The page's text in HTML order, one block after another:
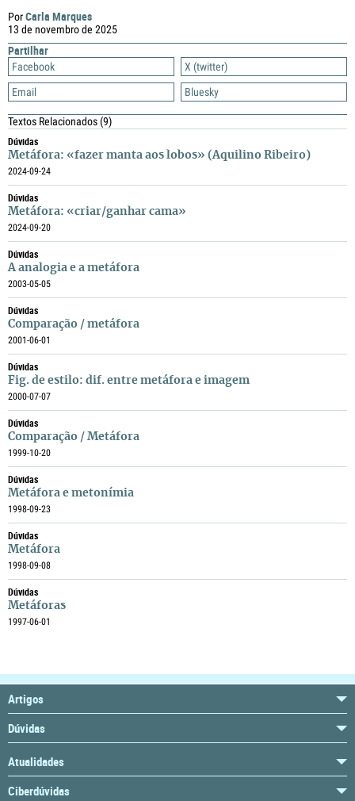
PorCarla Marques
13 de novembro de 2025
Partilhar
Facebook
X (twitter)
Email
Bluesky
Textos Relacionados(9)
Dúvidas
Metáfora: «fazer manta aos lobos» (Aquilino Ribeiro)
2024-09-24
Dúvidas
Metáfora: «criar/ganhar cama»
2024-09-20
Dúvidas
A analogia e a metáfora
2003-05-05
Dúvidas
Comparação / metáfora
2001-06-01
Dúvidas
Fig. de estilo: dif. entre metáfora e imagem
2000-07-07
Dúvidas
Comparação / Metáfora
1999-10-20
Dúvidas
Metáfora e metonímia
1998-09-23
Dúvidas
Metáfora
1998-09-08
Dúvidas
Metáforas
1997-06-01
Artigos
Dúvidas
Atualidades
Ciberdúvidas